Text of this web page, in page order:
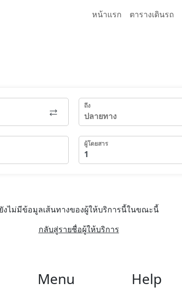
หน้าแรก ตารางเดินรถ
ถึง
ผู้โดยสาร
ยังไม่มีข้อมูลเส้นทางของผู้ให้บริการนี้ในขณะนี้
กลับสู่รายชื่อผู้ให้บริการ
Menu Help